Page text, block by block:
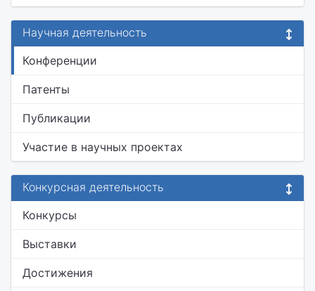
Научная деятельность
Конференции
Патенты
Публикации
Участие в научных проектах
Конкурсная деятельность
Конкурсы
Выставки
Достижения